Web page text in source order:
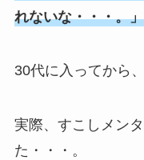
れないな・・・。」
30代に入ってから
実際、すこしメン
た・・・。